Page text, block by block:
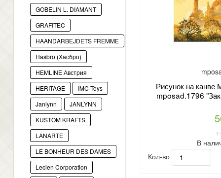
GOBELIN L. DIAMANT
GRAFITEC
HAANDARBEJDETS FREMME
Hasbro (Хасбро)
HEMLINE Австрия
HERITAGE
IMC Toys
Janlynn
JANLYNN
KUSTOM KRAFTS
LANARTE
LE BONHEUR DES DAMES
Lecien Corporation
Рисунок на канве
mposad.1796
1
В
Кол-во